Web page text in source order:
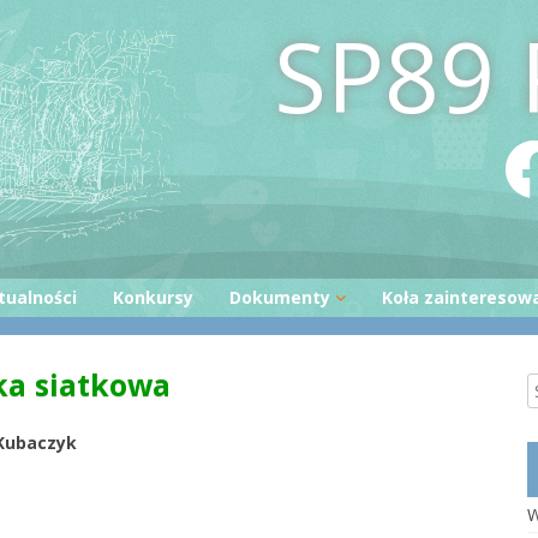
SP89
Konkursy
Dokumenty
Statut
Koła
Kodowanie
Otwieramy
Bezpieczni w sieci
siatkowa